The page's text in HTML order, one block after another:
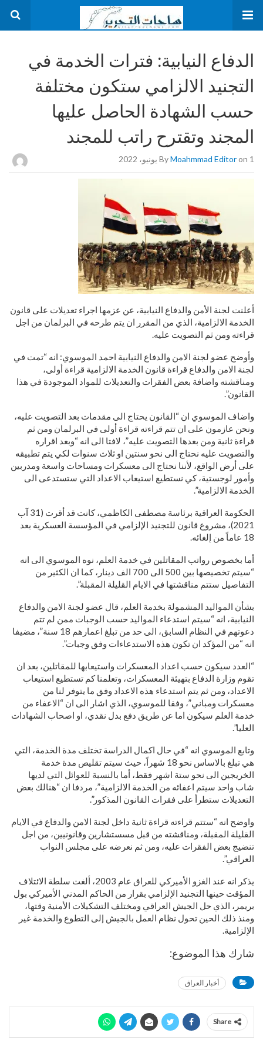
الدفاع النيابية: فترات الخدمة في
التجنيد الالزامي ستكون مختلفة
حسب الشهادة الحاصل عليها
المجند وتقترح راتب للمجند
ByMoahmmad Editoron 1 يونيو، 2022
أعلنت لجنة الأمن والدفاع النيابية، عن عزمها اجراء تعديلات على قانون
الخدمة الالزامية، الذي من المقرر ان يتم طرحه في البرلمان من اجل
قراءته ومن ثم التصويت عليه.
وأوضح عضو لجنة الامن والدفاع النيابية احمد الموسوي: انه “تمت في
لجنة الامن والدفاع قراءة قانون الخدمة الالزامية قراءة أولى،
ومناقشته واضافة بعض الفقرات والتعديلات للمواد الموجودة في هذا
القانون”.
واضاف الموسوي ان “القانون يحتاج الى مقدمات بعد التصويت عليه،
ونحن عازمون على ان تتم قراءته قراءة أولى في البرلمان ومن ثم
قراءة ثانية ومن بعدها التصويت عليه”، لافتا الى انه “وبعد اقراره
والتصويت عليه نحتاج الى نحو سنتين او ثلاث سنوات لكي يتم تطبيقه
على أرض الواقع، لأننا نحتاج الى معسكرات ومساحات واسعة ومدربين
وأمور لوجستية، كي نستطيع استيعاب الاعداد التي ستستدعى الى
الخدمة الالزامية”.
الحكومة العراقية برئاسة مصطفى الكاظمي، كانت قد أقرت (31 آب
2021)، مشروع قانون للتجنيد الإلزامي في المؤسسة العسكرية بعد
18 عاماً من إلغائه.
أما بخصوص رواتب المقاتلين في خدمة العلم، نوه الموسوي الى انه
“سيتم تخصيصها بين 500 الى 700 الف دينار، كما ان الكثير من
التفاصيل ستتم مناقشتها في الايام القليلة المقبلة”.
بشأن المواليد المشمولة بخدمة العلم، قال عضو لجنة الامن والدفاع
النيابية، انه “سيتم استدعاء المواليد حسب الوجبات ممن لم تتم
دعوتهم في النظام السابق، الى حد من تبلغ اعمارهم 18 سنة”، مضيفا
انه “من المؤكد ان تكون هذه الاستدعاءات وفق وجبات”.
“العدد سيكون حسب اعداد المعسكرات واستيعابها للمقاتلين، بعد ان
تقوم وزارة الدفاع بتهيئة المعسكرات، وتعلمنا كم تستطيع استيعاب
الاعداد، ومن ثم يتم استدعاء هذه الاعداد وفق ما يتوفر لنا من
معسكرات ومباني”، وفقا للموسوي، الذي اشار الى ان “الاعفاء من
خدمة العلم سيكون اما عن طريق دفع بدل نقدي، او اصحاب الشهادات
العليا”.
وتابع الموسوي انه “في حال اكمال الدراسة تختلف مدة الخدمة، التي
هي تبلغ بالاساس نحو 18 شهراً، حيث سيتم تقليص مدة خدمة
الخريجين الى نحو ستة اشهر فقط، أما بالنسبة للعوائل التي لديها
شاب واحد سيتم اعفائه من الخدمة الالزامية”، مردفا ان “هنالك بعض
التعديلات ستطرأ على فقرات القانون المذكور”.
واوضح انه “ستتم قراءته قراءة ثانية داخل لجنة الامن والدفاع في الايام
القليلة المقبلة، ومناقشته من قبل مسستشارين وقانونيين، من اجل
تنضيج بعض الفقرات عليه، ومن ثم نعرضه على مجلس النواب
العراقي”.
يذكر انه عند الغزو الأميركي للعراق عام 2003، ألغت سلطة الائتلاف
المؤقت حينها التجنيد الإلزامي بقرار من الحاكم المدني الأميركي بول
بريمر، الذي حل الجيش العراقي ومختلف التشكيلات الأمنية وقتها،
ومنذ ذلك الحين تحول نظام العمل بالجيش إلى التطوع والخدمة غير
الإلزامية.
شارك هذا الموضوع:
أخبار العراق
Share